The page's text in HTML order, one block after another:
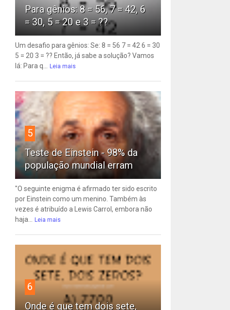
Para gênios: 8 = 56, 7 = 42, 6
= 30, 5 = 20 e 3 = ??
Um desafio para gênios: Se: 8 = 56 7 = 42 6 = 30
5 = 20 3 = ?? Então, já sabe a solução? Vamos
lá: Para q...
Leia mais
5
Teste de Einstein - 98% da
população mundial erram
"O seguinte enigma é afirmado ter sido escrito
por Einstein como um menino. Também às
vezes é atribuído a Lewis Carrol, embora não
haja...
Leia mais
6
Onde é que tem dois sete,